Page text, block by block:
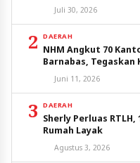
Juli 30, 2026
2 DAERAH
NHM Angkut 70
Barnabas, Tegaskan
Juni 11, 2026
3 DAERAH
Sherly Perluas
Rumah Layak
Agustus 3, 2026